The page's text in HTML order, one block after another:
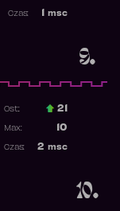
9.
msc
Czas:
10.
Ost.: 21
10
Max:
2 msc
Czas: